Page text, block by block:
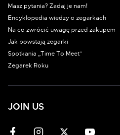
Masz pytania? Zadaj je nam!
Encyklopedia wiedzy o zegarkach
Na co zwrócić uwagę przed zakupem
Jak powstają zegarki
Spotkania „Time To Meet”
Zegarek Roku
JOIN US